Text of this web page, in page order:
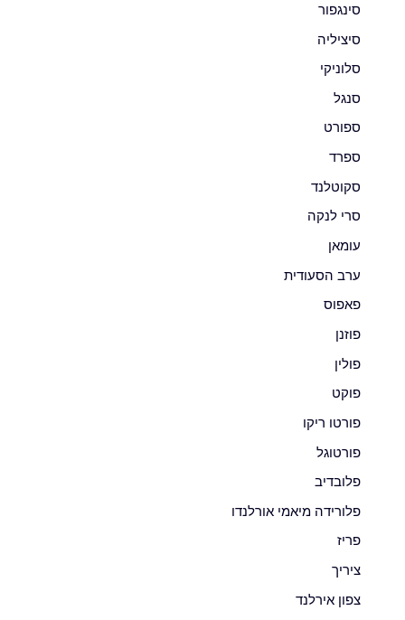
סינגפור
סיציליה
סלוניקי
סנגל
ספורט
ספרד
סקוטלנד
סרי לנקה
עומאן
ערב הסעודית
פאפוס
פוזנן
פולין
פוקט
פורטו ריקו
פורטוגל
פלובדיב
פלורידה מיאמי אורלנדו
פריז
ציריך
צפון אירלנד